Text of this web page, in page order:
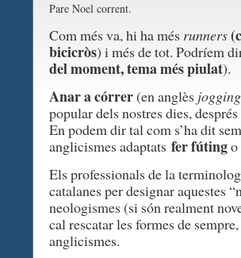
Pare Noel corrent.
Com més va, hi ha més runners
bicicròs) i més de tot. Podríem
del moment, tema més piulat).
Anar a córrer(en anglès jogging
popular dels nostres dies,
En podem dir tal com s’ha dit
anglicismes adaptats ferfútingo
Els professionals de la
catalanes per designar aquestes
neologismes (si són realment
cal rescatar les formes de
anglicismes.